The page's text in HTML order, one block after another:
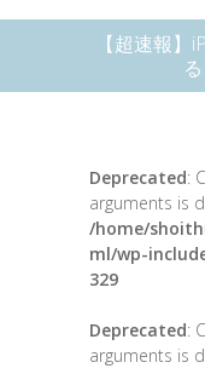
【超速報
Deprecated:
arguments is
/home/
ml/wp-
329
Deprecated:
arguments is